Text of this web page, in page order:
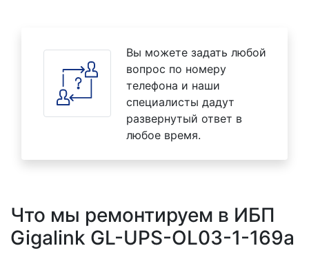
Вы можете задать любой
вопрос по номеру
телефона и наши
специалисты дадут
развернутый ответ в
любое время.
Что мы ремонтируем в ИБП
Gigalink GL-UPS-OL03-1-169a